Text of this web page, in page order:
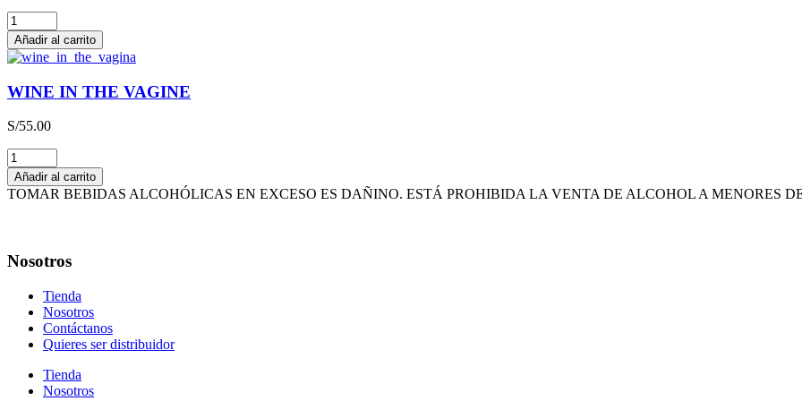
THE
HAPPY
WINE
cantidad
Añadir al carrito
WINE IN THE VAGINE
S/55.00
WINE
IN
THE
VAGINE
Añadir al carrito
TOMAR BEBIDAS ALCOHÓLICAS EN EXCESO ES DAÑINO. ESTÁ PROHIBIDA LA VENTA DE ALCOHOL A MENORES
Nosotros
Tienda
Nosotros
Contáctanos
Quieres ser distribuidor
Tienda
Nosotros